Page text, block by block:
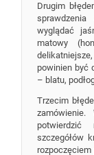
Drugim
sprawdzenia
wyglądać
matowy
powinien być
– blatu,
Trzecim
zamówienie.
potwierdzić
szczegółów